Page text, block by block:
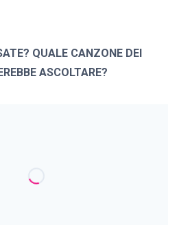
QUALE CANZONE DEI
ASCOLTARE?